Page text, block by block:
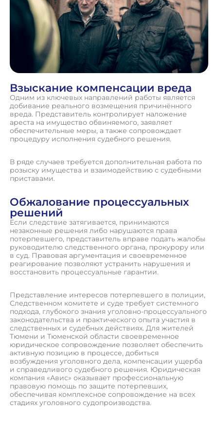
Взыскание компенсации вреда
Одним из ключевых направлений работы является
добивание реального возмещения причинённого
вреда. Представитель контролирует наложение
ареста на имущество обвиняемого, заявляет
обеспечительные меры, а также сопровождает
процедуру исполнения судебного решения.
В ряде случаев требуется дополнительная работа по
розыску имущества и взаимодействию с судебными
приставами.
Обжалование процессуальных
решений
Если следствие затягивается, принимаются
незаконные решения либо нарушаются права
потерпевшего, представитель вправе подать жалобы
руководителю следственного органа, прокурору или
в суд. Правовая аргументация и своевременное
реагирование позволяют устранить нарушения и
восстановить процессуальные гарантии.
Представление интересов потерпевшего в полиции,
Следственном комитете и суде требует системного
подхода, глубокого знания уголовно-процессуального
законодательства и практического опыта участия в
следственных и судебных действиях. Для жителей
Тюмени и Тюменской области своевременное
юридическое сопровождение позволяет обеспечить
активную позицию в процессе, добиться
возбуждения уголовного дела, компенсации ущерба
и справедливого судебного решения. Юридическая
компания «Авис» оказывает профессиональную
правовую помощь по защите потерпевших,
обеспечивая комплексное сопровождение на всех
стадиях уголовного судопроизводства.